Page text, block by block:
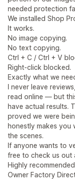
needed protection
We installed Shop
It works.
No image copying.
No text copying.
Ctrl + C / Ctrl + V
Right-click blocked.
Exactly what we
I never leave
read online — but
have actual results.
proved we were
honestly makes you
the scenes.
If anyone wants to
free to check us out
Highly
Owner Factory